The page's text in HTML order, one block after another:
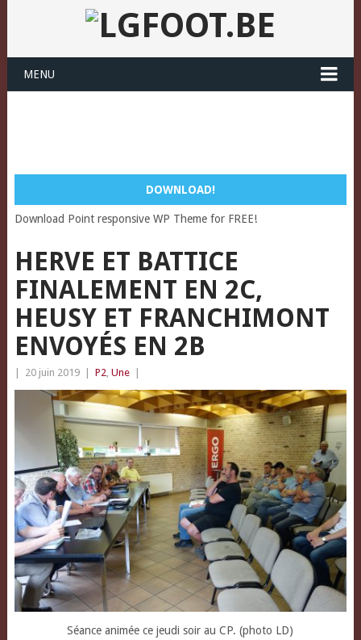
MENU
DOWNLOAD!
Download Point responsive WP Theme for FREE!
HERVE ET BATTICE
FINALEMENT EN 2C,
HEUSY ET FRANCHIMONT
ENVOYÉS EN 2B
20 juin 2019 P2, Une
Séance animée ce jeudi soir au CP. (photo LD)